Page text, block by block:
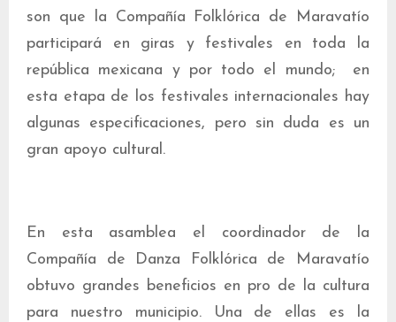
son que la Compañía Folklórica de Maravatío
participará en giras y festivales en toda la
república mexicana y por todo el mundo; en
esta etapa de los festivales internacionales hay
algunas especificaciones, pero sin duda es un
gran apoyo cultural.
En esta asamblea el coordinador de la
Compañía de Danza Folklórica de Maravatío
obtuvo grandes beneficios en pro de la cultura
para nuestro municipio. Una de ellas es la